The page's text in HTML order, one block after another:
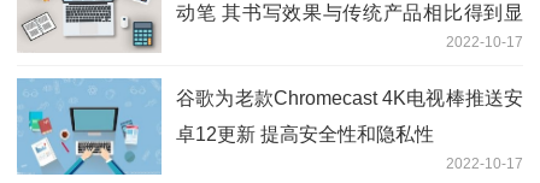
动笔 其书写效果与传统产品相比得到显
2022-10-17
谷歌为老款Chromecast 4K电视棒推送安
卓12更新 提高安全性和隐私性
2022-10-17